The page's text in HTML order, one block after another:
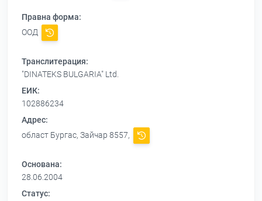
Правна форма:
ООД
Транслитерация:
"DINATEKS BULGARIA" Ltd.
ЕИК:
102886234
Адрес:
област Бургас, Зайчар 8557,
Основана:
28.06.2004
Статус: